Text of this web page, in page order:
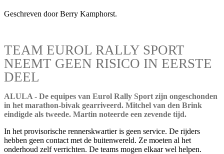
Geschreven door Berry Kamphorst.
TEAM EUROL RALLY SPORT
NEEMT GEEN RISICO IN EERSTE
DEEL
ALULA - De equipes van Eurol Rally Sport zijn ongeschonden
in het marathon-bivak gearriveerd. Mitchel van den Brink
eindigde als tweede. Martin noteerde een zevende tijd.
In het provisorische rennerskwartier is geen service. De rijders
hebben geen contact met de buitenwereld. Ze moeten al het
onderhoud zelf verrichten. De teams mogen elkaar wel helpen.